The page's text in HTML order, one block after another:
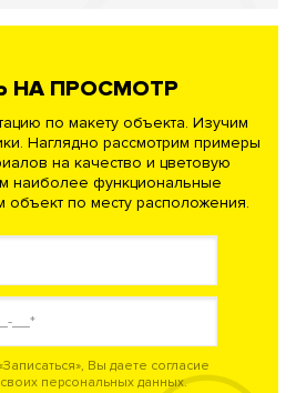
НА ПРОСМОТР
по макету объекта. Изучим
Наглядно рассмотрим примеры
на качество и цветовую
наиболее функциональные
объект по месту расположения.
Вы даете согласие
персональных данных.